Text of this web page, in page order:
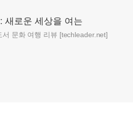
새로운 세상을 여는
문화 여행 리뷰 [techleader.net]